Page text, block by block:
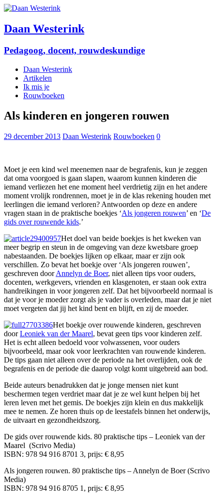
Daan Westerink
Pedagoog, docent, rouwdeskundige
Daan Westerink
Artikelen
Ik mis je
Rouwboeken
Als kinderen en jongeren rouwen
29 december 2013 Daan Westerink Rouwboeken 0
Moet je een kind wel meenemen naar de begrafenis, kun je zeggen
dat oma voorgoed is gaan slapen, waarom kunnen kinderen die
iemand verliezen het ene moment heel verdrietig zijn en het andere
moment vrolijk rondrennen, moet je in de klas rekening houden met
leerlingen die iemand verloren? Antwoorden op deze en andere
vragen staan in de praktische boekjes ‘Als jongeren rouwen’ en ‘De
gids over rouwende kids.’
Het doel van beide boekjes is het kweken van
meer begrip en steun in de omgeving van deze kwetsbare groep
nabestaanden. De boekjes lijken op elkaar, maar er zijn ook
verschillen. Zo bevat het boekje over ‘Als jongeren rouwen’,
geschreven doorAnnelyn de Boer, niet alleen tips voor ouders,
docenten, werkgevers, vrienden en klasgenoten, er staan ook extra
handreikingen in voor jongeren zelf. Dat het bijvoorbeeld normaal is
dat je voor je moeder zorgt als je vader is overleden, maar dat je niet
moet vergeten dat jij het kind bent en blijft, en zij de moeder.
Het boekje over rouwende kinderen, geschreven
doorLeoniek van der Maarel, bevat geen tips voor kinderen zelf.
Het is echt alleen bedoeld voor volwassenen, voor ouders
bijvoorbeeld, maar ook voor leerkrachten van rouwende kinderen.
De tips gaan niet alleen over de periode na het overlijden, ook de
begrafenis en de periode die daarop volgt komt uitgebreid aan bod.
Beide auteurs benadrukken dat je jonge mensen niet kunt
beschermen tegen verdriet maar dat je ze wel kunt helpen bij het
leren leven met het gemis. De boekjes zijn klein en dus makkelijk
mee te nemen. Ze horen thuis op de leestafels binnen het onderwijs,
de uitvaart en gezondheidszorg.
De gids over rouwende kids. 80 praktische tips – Leoniek van der
Maarel (Scrivo Media)
ISBN: 978 94 916 8701 3, prijs: € 8,95
Als jongeren rouwen. 80 praktische tips – Annelyn de Boer (Scrivo
Media)
ISBN: 978 94 916 8705 1, prijs: € 8,95